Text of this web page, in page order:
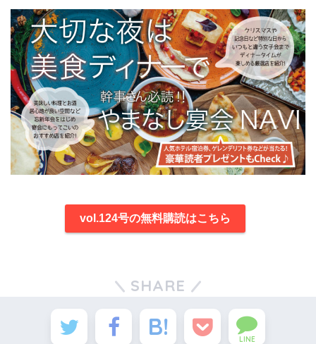
vol.124号の無料購読はこちら
SHARE
LINE